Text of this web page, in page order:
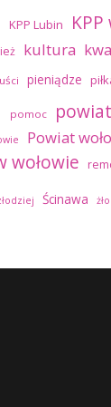
KPP Lubin
kultura
pieniądze
pomoc
Powiat
wołowie
Ścinawa